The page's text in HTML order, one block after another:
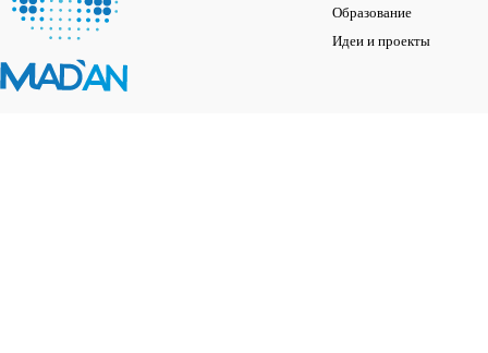
Образование
Идеи и проекты